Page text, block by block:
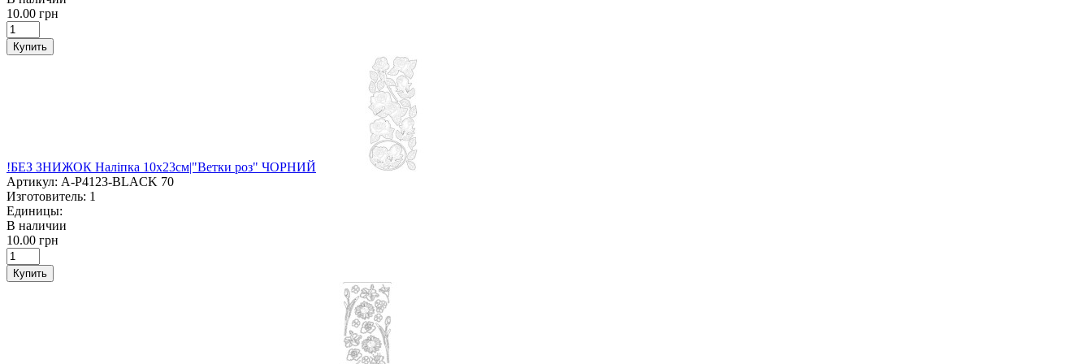
10.00 грн
Купить
!БЕЗ ЗНИЖОК Наліпка 10х23см|"Ветки роз" ЧОРНИЙ
Артикул: A-P4123-BLACK 70
Изготовитель: 1
Единицы:
В наличии
10.00 грн
Купить